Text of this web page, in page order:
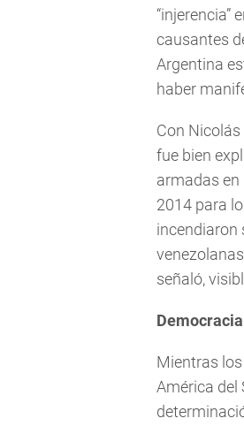
“injerencia”
causantes
Argentina
haber
Con
fue bien
armadas en
2014 para
incendiaron
señaló,
Mientras
América del